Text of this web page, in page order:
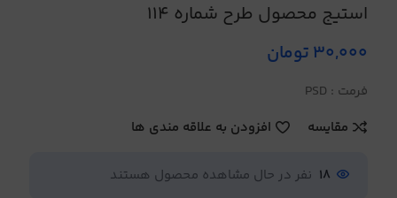
استیج محصول طرح شماره 114
30,000تومان
فرمت : PSD
مقایسه
افزودن به علاقه مندی ها
18 نفر در حال مشاهده محصول هستند